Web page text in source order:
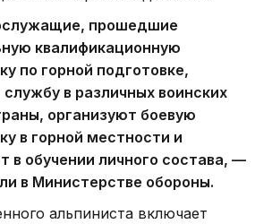
прошедшие
квалификационную
по горной подготовке,
в различных воинских
организуют боевую
в горной местности и
в обучении личного состава, —
в Министерстве обороны.
альпиниста включает